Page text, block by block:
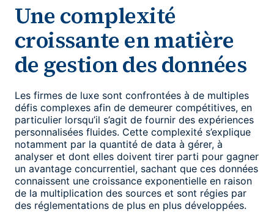
Une complexité
croissante en matière
de gestion des données
Les firmes de luxe sont confrontées à de multiples
défis complexes afin de demeurer compétitives, en
particulier lorsqu’il s’agit de fournir des expériences
personnalisées fluides. Cette complexité s’explique
notamment par la quantité de data à gérer, à
analyser et dont elles doivent tirer parti pour gagner
un avantage concurrentiel, sachant que ces données
connaissent une croissance exponentielle en raison
de la multiplication des sources et sont régies par
des réglementations de plus en plus développées.